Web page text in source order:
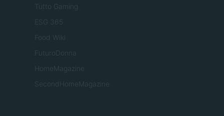
Tutto Gaming
ESG 365
Food Wiki
FuturoDonna
HomeMagazine
SecondHomeMagazine